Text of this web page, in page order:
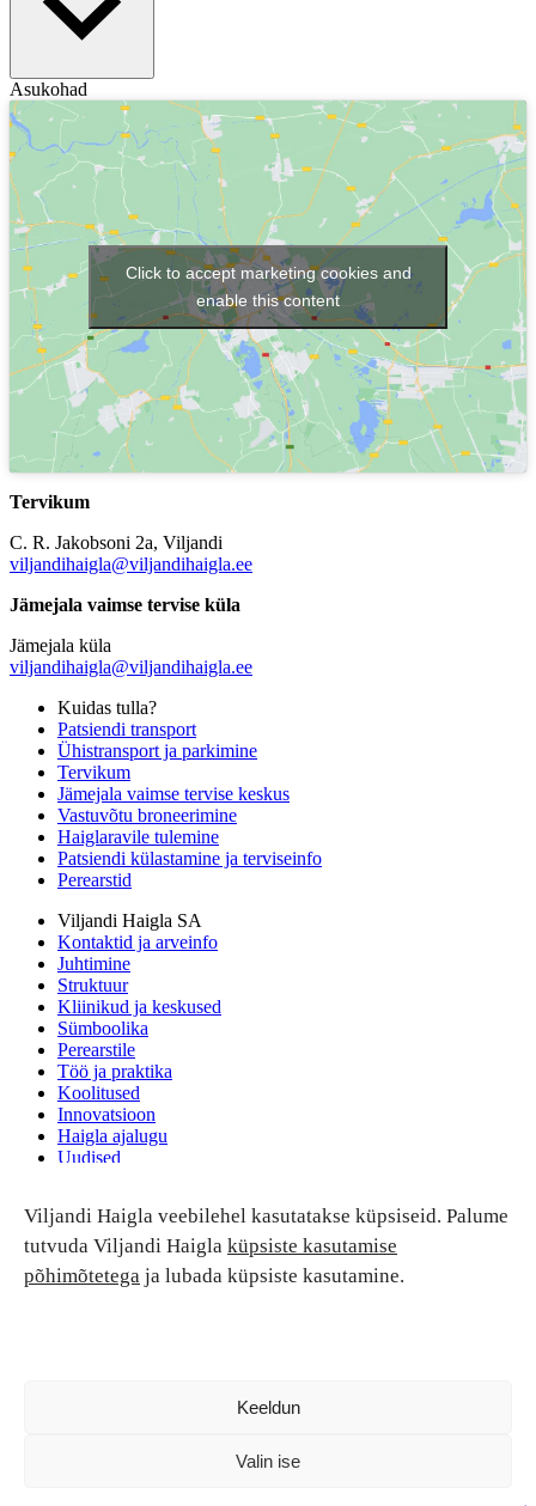
Viljandi Haigla veebilehel kasutatakse küpsiseid. Palume
tutvuda Viljandi Haigla küpsiste kasutamise
põhimõtetega ja lubada küpsiste kasutamine.
Keeldun
Valin ise
Asukohad
Click to accept marketing cookies and
enable this content
Tervikum
C. R. Jakobsoni 2a, Viljandi
viljandihaigla@viljandihaigla.ee
Jämejala vaimse tervise küla
Jämejala küla
viljandihaigla@viljandihaigla.ee
Kuidas tulla?
Patsiendi transport
Ühistransport ja parkimine
Tervikum
Jämejala vaimse tervise keskus
Vastuvõtu broneerimine
Haiglaravile tulemine
Patsiendi külastamine ja terviseinfo
Perearstid
Viljandi Haigla SA
Kontaktid ja arveinfo
Juhtimine
Struktuur
Kliinikud ja keskused
Sümboolika
Perearstile
Töö ja praktika
Koolitused
Innovatsioon
Haigla ajalugu
Uudised
Patsiendi turvalisus ja õigused
Patsiendi õigused ja kohustused
Patsiendiohutus
Patsientide nõukoda